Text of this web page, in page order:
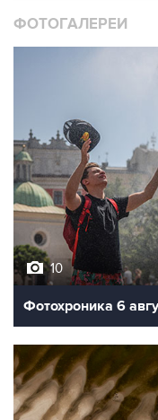
ФОТОГАЛЕРЕИ
10
Фотохроника 6